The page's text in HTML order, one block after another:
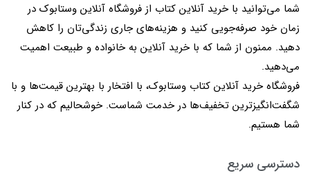
شما می‌توانید با خرید آنلاین کتاب از فروشگاه آنلاین وستابوک در
زمان خود صرفه‌جویی کنید و هزینه‌های جاری زندگی‌تان را کاهش
دهید. ممنون از شما که با خرید آنلاین به خانواده و طبیعت اهمیت
می‌دهید.
فروشگاه خرید آنلاین کتاب وستابوک، با افتخار با بهترین قیمت‌ها و با
شگفت‌انگیزترین تخفیف‌ها در خدمت شماست. خوشحالیم که در کنار
شما هستیم.
دسترسی سریع